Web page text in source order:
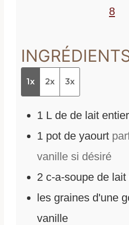
8
1x 2x 3x
1 L de de lait entier
1 pot de yaourt
vanille si désiré
2 c-a-soupe de
les graines d'une
vanille